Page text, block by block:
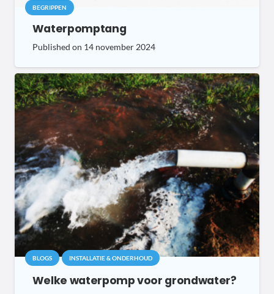
BEGRIPPEN
Waterpomptang
Published on 14 november 2024
BLOGS INSTALLATIE & ONDERHOUD
Welke waterpomp voor grondwater?